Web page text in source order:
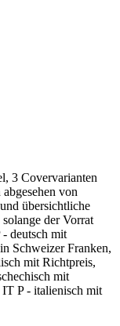
3 Covervarianten
von
übersichtliche
der Vorrat
deutsch mit
Schweizer Franken,
mit Richtpreis,
mit
P - italienisch mit